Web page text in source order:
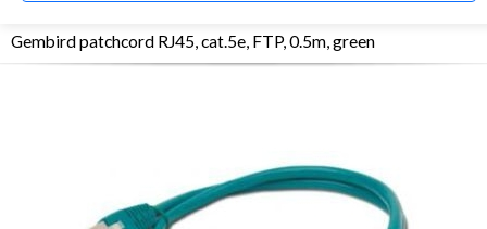
Gembird patchcord RJ45, cat.5e, FTP, 0.5m, green